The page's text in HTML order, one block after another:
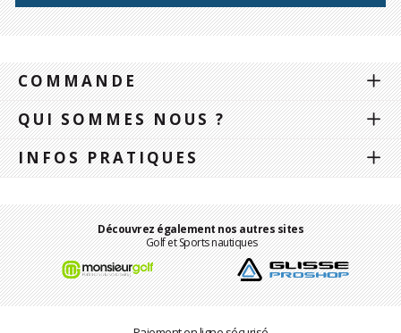
COMMANDE
QUI SOMMES NOUS ?
INFOS PRATIQUES
Découvrez également nos autres sites
Golf et Sports nautiques